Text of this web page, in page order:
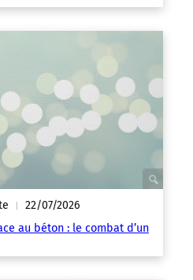
| 22/07/2026
au béton : le combat d’un